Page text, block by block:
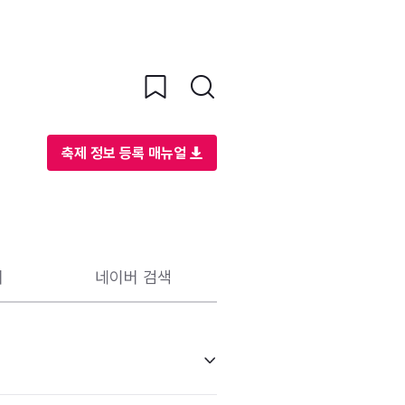
축제 정보 등록 매뉴얼
네이버 검색